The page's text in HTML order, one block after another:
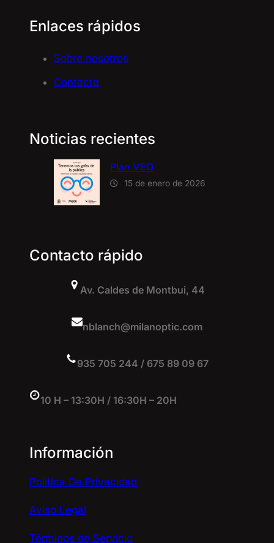
Enlaces rápidos
Sobre nosotros
Contacta
Noticias recientes
Plan VEO
15 de enero de 2026
Contacto rápido
Av. Caldes de Montbui, 44
nblanch@milanoptic.com
935 705 244 / 675 89 09 67
10 H – 13:30H / 16:30H – 20H
Información
Política De Privacidad
Aviso Legal
Términos de Servicio